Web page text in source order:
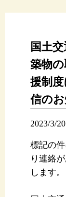
国土
築物
援制
信のお
2023/3/20
標記の
り連絡
します。